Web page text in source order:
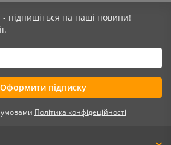
- підпишіться на наші новини!
Оформити підписку
умовами Політика конфідеційності